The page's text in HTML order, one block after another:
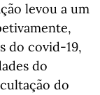
levou a um
do covid-19,
do
do